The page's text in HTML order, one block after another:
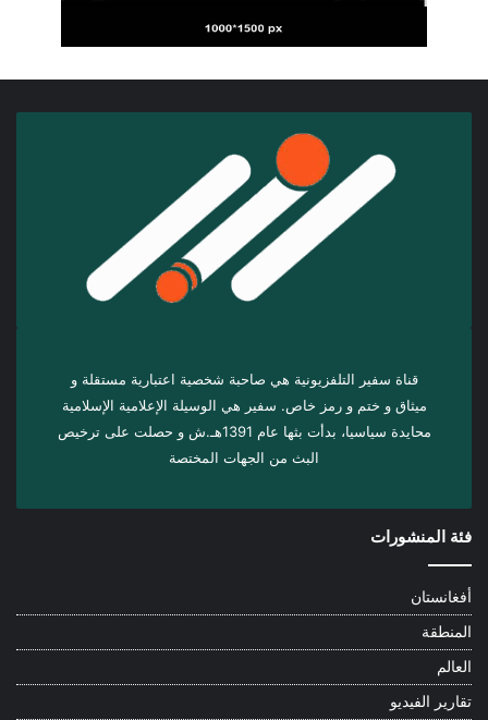
قناة سفير التلفزيونية هي صاحبة شخصية اعتبارية مستقلة و
ميثاق و ختم و رمز خاص. سفیر هي الوسيلة الإعلامية الإسلامية
محايدة سياسيا، بدأت بثها عام 1391هـ.ش و حصلت على ترخيص
البث من الجهات المختصة
فئة المنشورات
أفغانستان
المنطقة
العالم
تقارير الفيديو